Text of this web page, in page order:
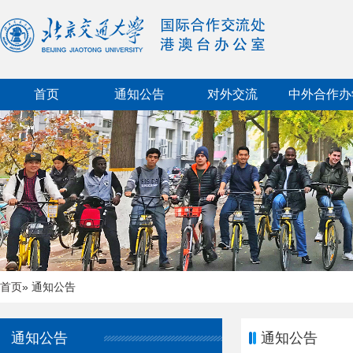
首页 通知公告 对外交流 中外合作
首页» 通知公告
通知公告 通知公告